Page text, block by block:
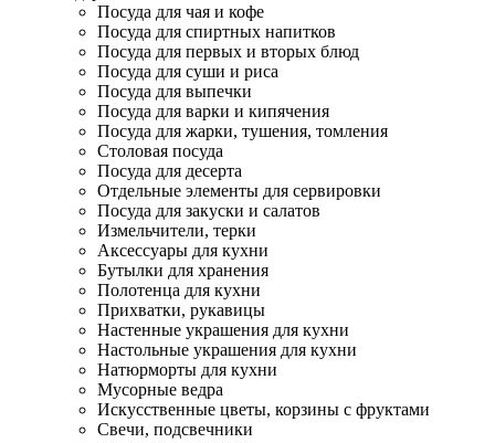
Посуда для чая и кофе
Посуда для спиртных напитков
Посуда для первых и вторых блюд
Посуда для суши и риса
Посуда для выпечки
Посуда для варки и кипячения
Посуда для жарки, тушения, томления
Столовая посуда
Посуда для десерта
Отдельные элементы для сервировки
Посуда для закуски и салатов
Измельчители, терки
Аксессуары для кухни
Бутылки для хранения
Полотенца для кухни
Прихватки, рукавицы
Настенные украшения для кухни
Настольные украшения для кухни
Натюрморты для кухни
Мусорные ведра
Искусственные цветы, корзины с фруктами
Свечи, подсвечники